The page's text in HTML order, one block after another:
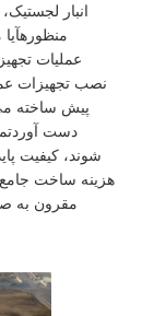
کنترل کیفیت
با ما تماس
اخبار
انبار
عملیات
نصب تجهیزات
پیش ساخته
دست
شوند، کیفیت
هزینه ساخت جامع
مقرون به